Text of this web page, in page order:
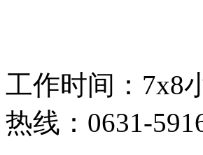
工作时间：7x8
热线：0631-